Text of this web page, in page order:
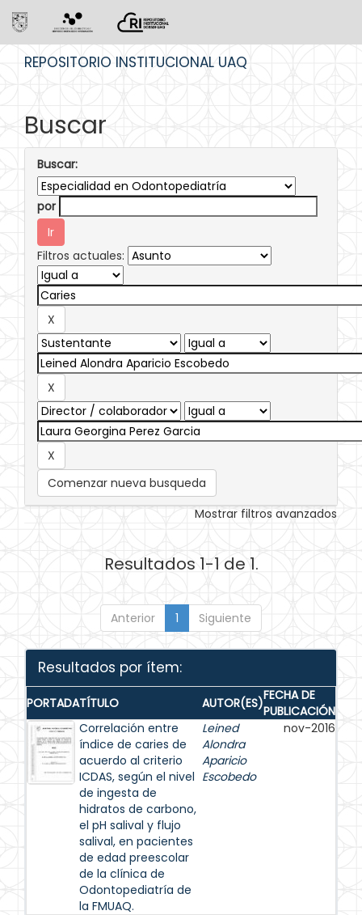
REPOSITORIO INSTITUCIONAL UAQ
Buscar
Buscar:
por
Filtros actuales:
Comenzar nueva busqueda
Mostrar filtros avanzados
Resultados 1-1 de 1.
Anterior 1 Siguiente
Resultados por ítem:
PORTADATÍTULO AUTOR(ES)FECHA DE
PUBLICACIÓN
Correlación entre
índice de caries de
acuerdo al criterio
ICDAS, según el nivel
de ingesta de
hidratos de carbono,
el pH salival y flujo
salival, en pacientes
de edad preescolar
de la clínica de
Odontopediatría de
la FMUAQ.
Leined
Alondra
Aparicio
Escobedo
nov-2016